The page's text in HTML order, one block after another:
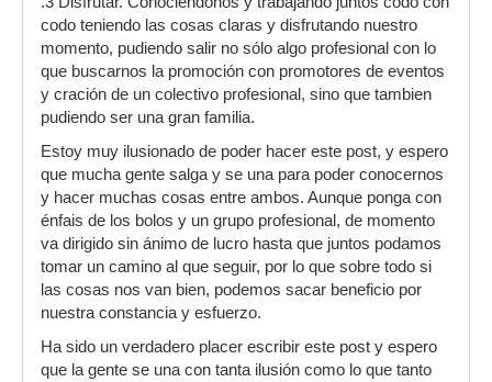
codo teniendo las cosas claras y disfrutando nuestro
momento, pudiendo salir no sólo algo profesional con lo
que buscarnos la promoción con promotores de eventos
y cración de un colectivo profesional, sino que tambien
pudiendo ser una gran familia.
Estoy muy ilusionado de poder hacer este post, y espero
que mucha gente salga y se una para poder conocernos
y hacer muchas cosas entre ambos. Aunque ponga con
énfais de los bolos y un grupo profesional, de momento
va dirigido sin ánimo de lucro hasta que juntos podamos
tomar un camino al que seguir, por lo que sobre todo si
las cosas nos van bien, podemos sacar beneficio por
nuestra constancia y esfuerzo.
Ha sido un verdadero placer escribir este post y espero
que la gente se una con tanta ilusión como lo que tanto